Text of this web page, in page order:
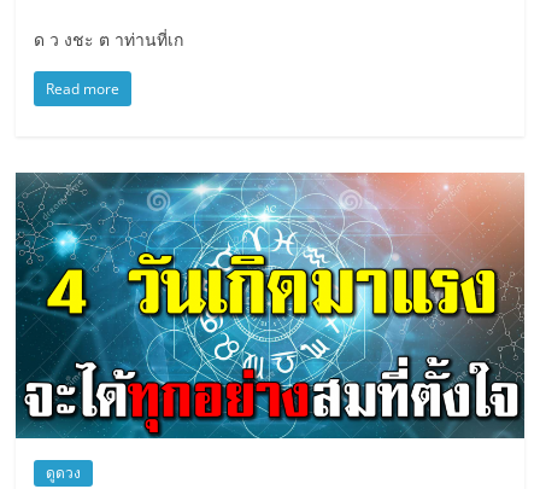
ด ว งชะ ต าท่านที่เก
Read more
ดูดวง